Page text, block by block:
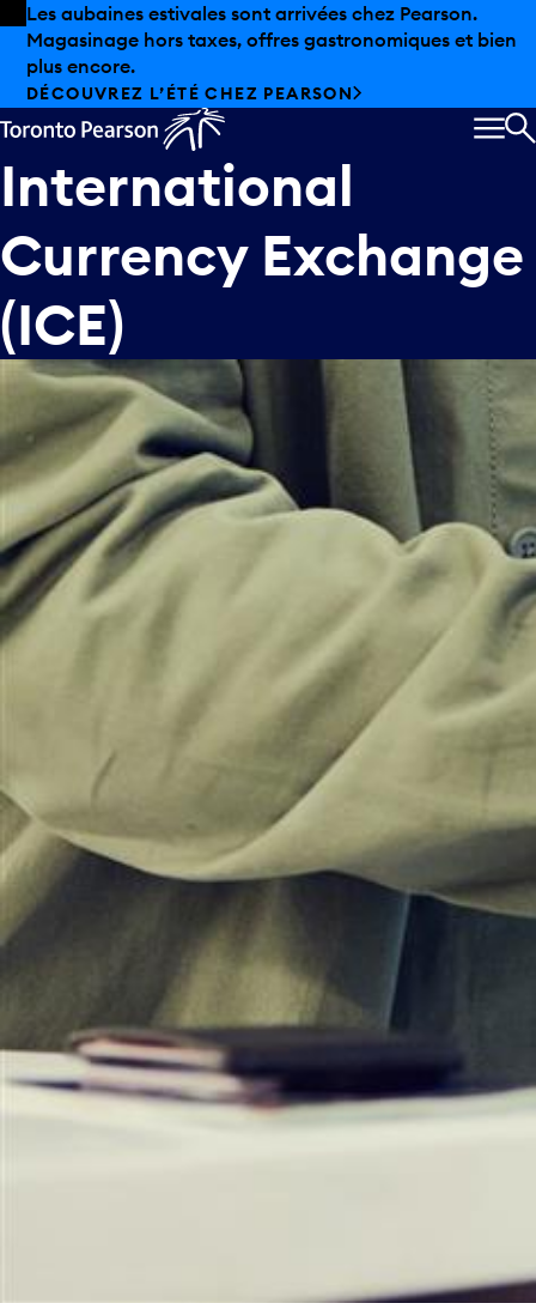
Skip to offers
Passer au contenu principal
Les aubaines estivales sont arrivées chez Pearson.
Magasinage hors taxes, offres gastronomiques et bien
plus encore.
DÉCOUVREZ L’ÉTÉ CHEZ PEARSON
International
Currency Exchange
(ICE)